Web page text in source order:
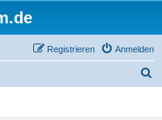
Anmelden
Registrieren